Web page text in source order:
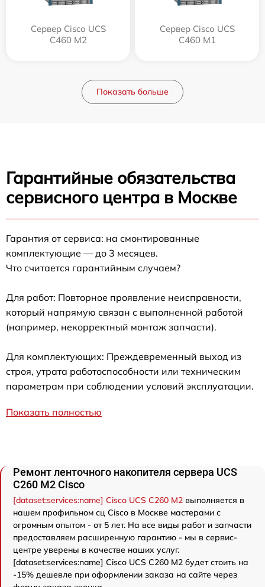
Сервер Cisco UCS
C460 M2
Сервер Cisco UCS
C460 M1
Показать больше
Гарантийные обязательства
сервисного центра в Москве
Гарантия от сервиса: на смонтированные
комплектующие — до 3 месяцев.
Что считается гарантийным случаем?
Для работ: Повторное проявление неисправности,
который напрямую связан с выполненной работой
(например, некорректный монтаж запчасти).
Для комплектующих: Преждевременный выход из
строя, утрата работоспособности или техническим
параметрам при соблюдении условий эксплуатации.
Показать полностью
Ремонт ленточного накопителя сервера UCS
C260 M2 Cisco
[dataset:services:name] Cisco UCS C260 M2 выполняется в
нашем профильном сц Cisco в Москве мастерами с
огромным опытом - от 5 лет. На все виды работ и запчасти
предоставляем расширенную гарантию - мы в сервис-
центре уверены в качестве наших услуг.
[dataset:services:name] Cisco UCS C260 M2 будет стоить на
-15% дешевле при оформлении заказа на сайте через